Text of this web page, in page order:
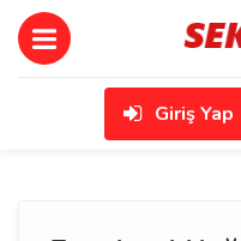
Giriş Yap